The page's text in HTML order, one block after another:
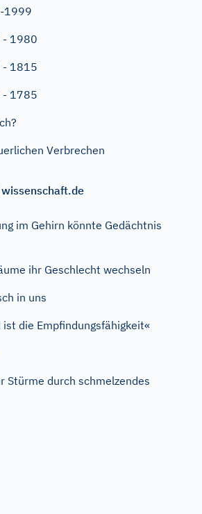
1999
1980
1815
1785
Verbrechen
im Gehirn könnte Gedächtnis
ihr Geschlecht wechseln
in uns
ist die Empfindungsfähigkeit«
Stürme durch schmelzendes